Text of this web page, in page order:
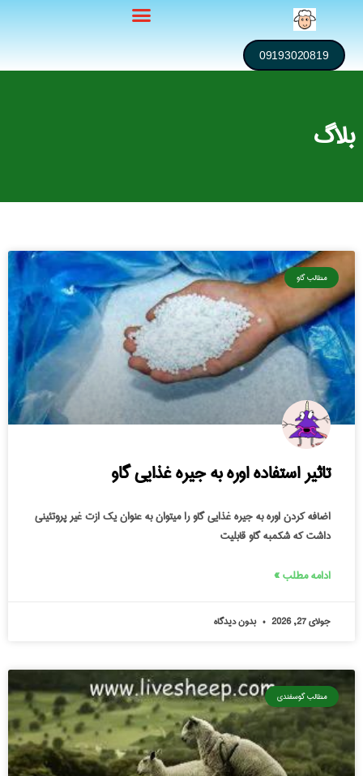
09193020819
بلاگ
مطالب گاو
تاثیر استفاده اوره به جیره غذایی گاو
اضافه کردن اوره به جیره غذایی گاو را میتوان به عنوان یک ازت غیر پروتئینی
داشت که شکمبه گاو قابلیت
ادامه مطلب »
جولای 27, 2026 بدون دیدگاه
مطالب گوسفندی